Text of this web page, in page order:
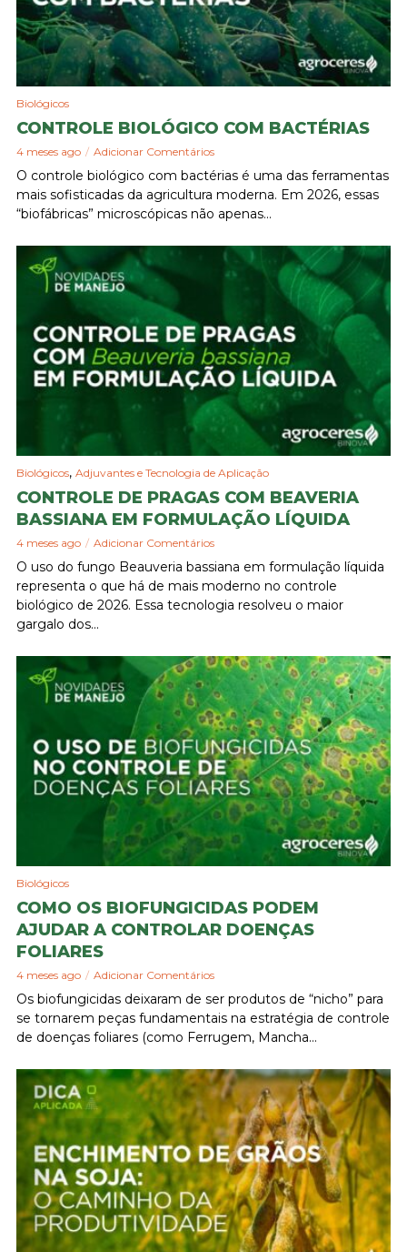
Biológicos
CONTROLE BIOLÓGICO COM BACTÉRIAS
4 meses ago Adicionar Comentários
O controle biológico com bactérias é uma das ferramentas
mais sofisticadas da agricultura moderna. Em 2026, essas
“biofábricas” microscópicas não apenas...
Biológicos, Adjuvantes e Tecnologia de Aplicação
CONTROLE DE PRAGAS COM BEAVERIA
BASSIANA EM FORMULAÇÃO LÍQUIDA
4 meses ago Adicionar Comentários
O uso do fungo Beauveria bassiana em formulação líquida
representa o que há de mais moderno no controle
biológico de 2026. Essa tecnologia resolveu o maior
gargalo dos...
Biológicos
COMO OS BIOFUNGICIDAS PODEM
AJUDAR A CONTROLAR DOENÇAS
FOLIARES
4 meses ago Adicionar Comentários
Os biofungicidas deixaram de ser produtos de “nicho” para
se tornarem peças fundamentais na estratégia de controle
de doenças foliares (como Ferrugem, Mancha...